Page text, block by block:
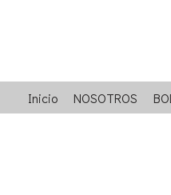
Inicio NOSOTROS